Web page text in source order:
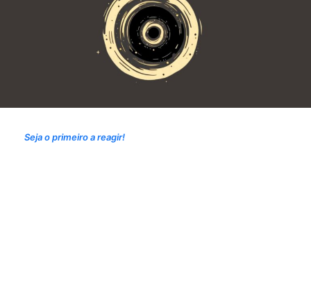
Seja o primeiro a reagir!